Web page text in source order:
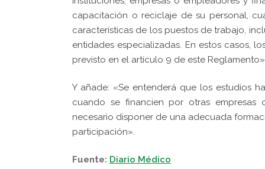
capacitación o reciclaje de su personal,
características de los puestos de trabajo,
entidades especializadas. En estos casos,
previsto en el artículo 9 de este
Y añade: «Se entenderá que los estudios
cuando se financien por otras
necesario disponer de una adecuada
participación».
Fuente: Diario Médico